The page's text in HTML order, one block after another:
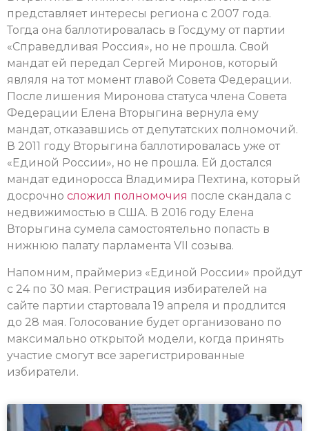
представляет интересы региона с 2007 года.
Тогда она баллотировалась в Госдуму от партии
«Справедливая Россия», но не прошла. Свой
мандат ей передал Сергей Миронов, который
являля на тот момент главой Совета Федерации.
После лишения Миронова статуса члена Совета
Федерации Елена Вторыгина вернула ему
мандат, отказавшись от депутатских полномочий.
В 2011 году Вторыгина баллотировалась уже от
«Единой России», но не прошла. Ей достался
мандат единоросса Владимира Пехтина, который
досрочно сложил полномочия после скандала с
недвижимостью в США. В 2016 году Елена
Вторыгина сумела самостоятельно попасть в
нижнюю палату парламента VII созыва.
Напомним, праймериз «Единой России» пройдут
с 24 по 30 мая. Регистрация избирателей на
сайте партии стартовала 19 апреля и продлится
до 28 мая. Голосование будет организовано по
максимально открытой модели, когда принять
участие смогут все зарегистрированные
избиратели.